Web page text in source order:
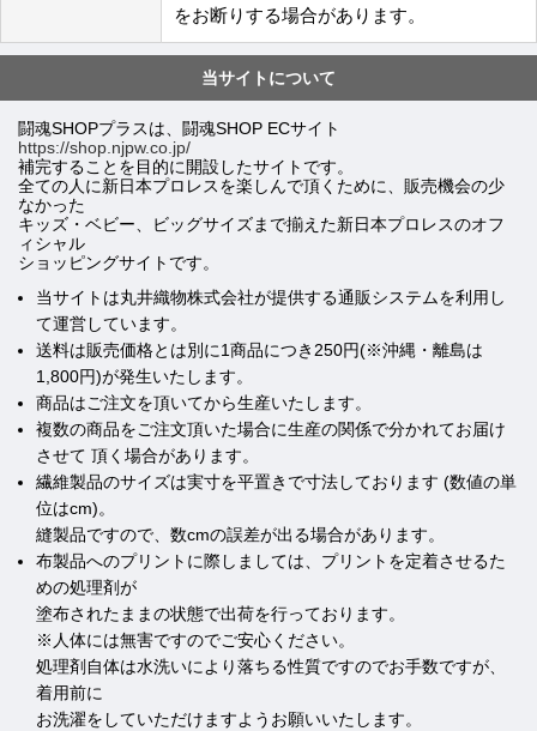
をお断りする場合があります。
当サイトについて
闘魂SHOPプラスは、闘魂SHOP ECサイト
https://shop.njpw.co.jp/
補完することを目的に開設したサイトです。
全ての人に新日本プロレスを楽しんで頂くために、販売機会の少
なかった
キッズ・ベビー、ビッグサイズまで揃えた新日本プロレスのオフ
ィシャル
ショッピングサイトです。
当サイトは丸井織物株式会社が提供する通販システムを利用し
て運営しています。
送料は販売価格とは別に1商品につき250円(※沖縄・離島は
1,800円)が発生いたします。
商品はご注文を頂いてから生産いたします。
複数の商品をご注文頂いた場合に生産の関係で分かれてお届け
させて 頂く場合があります。
繊維製品のサイズは実寸を平置きで寸法しております (数値の単
位はcm)。
縫製品ですので、数cmの誤差が出る場合があります。
布製品へのプリントに際しましては、プリントを定着させるた
めの処理剤が
塗布されたままの状態で出荷を行っております。
※人体には無害ですのでご安心ください。
処理剤自体は水洗いにより落ちる性質ですのでお手数ですが、
着用前に
お洗濯をしていただけますようお願いいたします。